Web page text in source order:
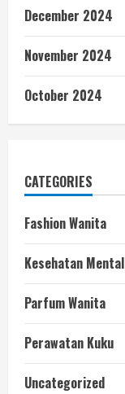
December 2024
November 2024
October 2024
CATEGORIES
Fashion Wanita
Kesehatan Mental
Parfum Wanita
Perawatan Kuku
Uncategorized